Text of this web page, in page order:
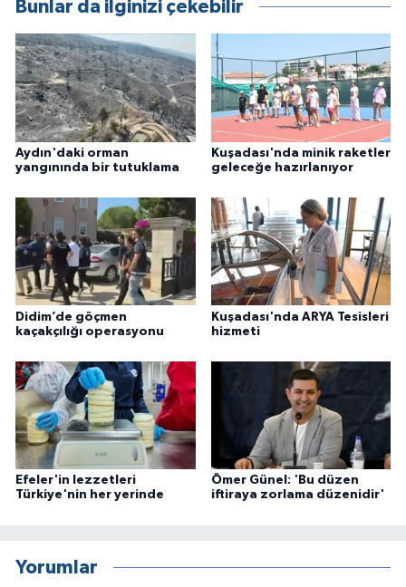
Bunlar da ilginizi çekebilir
Aydın'daki orman
yangınında bir tutuklama
Kuşadası'nda minik raketler
geleceğe hazırlanıyor
Didim’de göçmen
kaçakçılığı operasyonu
Kuşadası'nda ARYA Tesisleri
hizmeti
Efeler'in lezzetleri
Türkiye'nin her yerinde
Ömer Günel: 'Bu düzen
iftiraya zorlama düzenidir'
Yorumlar